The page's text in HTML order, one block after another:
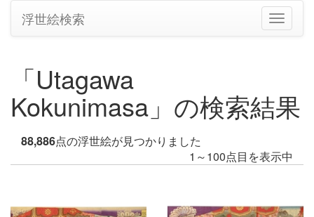
ナ
ビ
ン
の
替
浮世絵検索
「Utagawa
Kokunimasa」の検索結果
88,886点の浮世絵が見つかりました
1～100点目を表示中